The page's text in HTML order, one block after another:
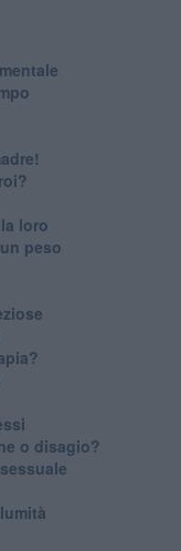
loro
peso
o disagio?